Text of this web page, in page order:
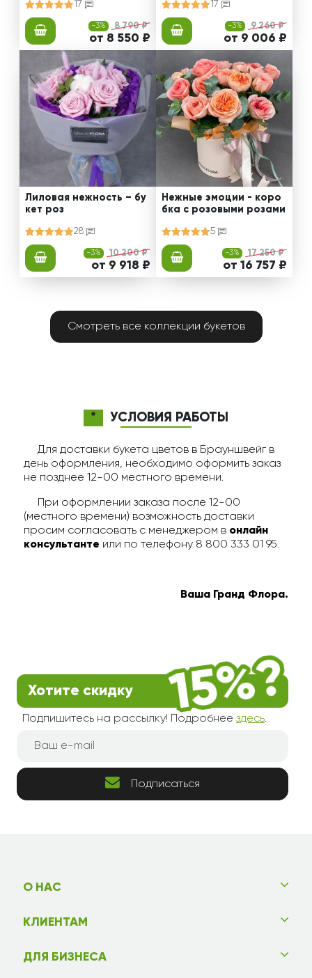
17
-3% 8 790 ₽
от 8 550 ₽
17
-3% 9 260 ₽
от 9 006 ₽
Лиловая нежность – бу
кет роз
28
-3% 10 200 ₽
от 9 918 ₽
Нежные эмоции - коро
бка с розовыми розами
5
-3% 17 250 ₽
от 16 757 ₽
Смотреть все коллекции букетов
* УСЛОВИЯ РАБОТЫ
Для доставки букета цветов в Брауншвейг в
день оформления, необходимо оформить заказ
не позднее 12-00 местного времени.
При оформлении заказа после 12-00
(местного времени) возможность доставки
просим согласовать с менеджером в онлайн
консультанте или по телефону 8 800 333 01 95.
Ваша Гранд Флора.
Хотите скидку
Подпишитесь на рассылку! Подробнее здесь.
Подписаться
О НАС
КЛИЕНТАМ
ДЛЯ БИЗНЕСА